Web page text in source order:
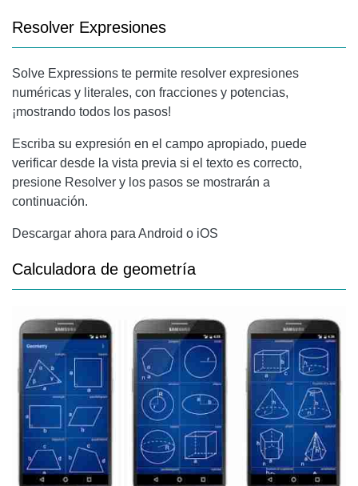
Resolver Expresiones
Solve Expressions te permite resolver expresiones
numéricas y literales, con fracciones y potencias,
¡mostrando todos los pasos!
Escriba su expresión en el campo apropiado, puede
verificar desde la vista previa si el texto es correcto,
presione Resolver y los pasos se mostrarán a
continuación.
Descargar ahora para Android o iOS
Calculadora de geometría